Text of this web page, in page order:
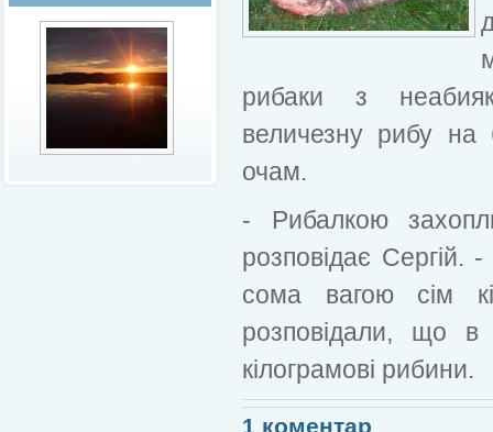
рибаки з
величезну рибу на
очам.
- Рибалкою
розповідає Сергій.
сома вагою сім
розповідали, що в
кілограмові рибини.
1 коментар